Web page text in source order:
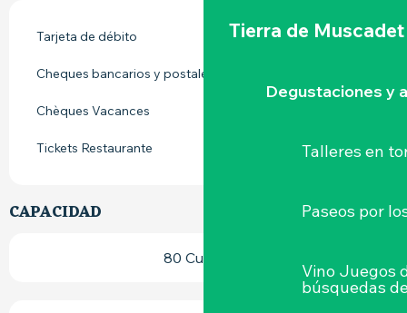
Tierra de Muscadet
Degustaciones y
Talleres en
Paseos por
Vino Juegos
búsquedas
Tarjeta de débito
Cheques bancarios y postales
Chèques Vacances
Tickets Restaurante
CAPACIDAD
80 Cubierto